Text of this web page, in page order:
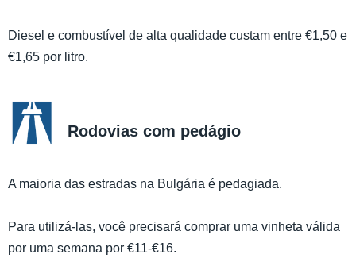
Diesel e combustível de alta qualidade custam entre €1,50 e
€1,65 por litro.
Rodovias com pedágio
A maioria das estradas na Bulgária é pedagiada.
Para utilizá-las, você precisará comprar uma vinheta válida
por uma semana por €11-€16.